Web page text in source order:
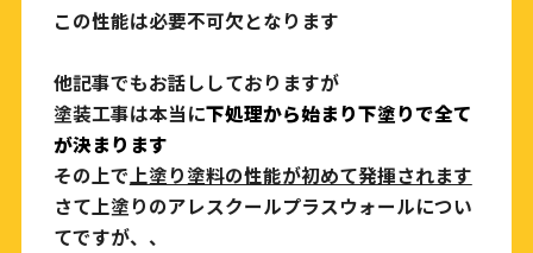
この性能は必要不可欠となります
他記事でもお話ししておりますが
塗装工事は本当に下処理から始まり下塗りで全て
が決まります
その上で上塗り塗料の性能が初めて発揮されます
さて上塗りのアレスクールプラスウォールについ
てですが、、